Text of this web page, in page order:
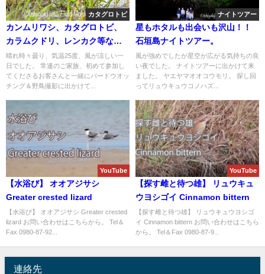
カタグロトビ
カンムリワシ、カタグロトビ、
カラムクドリ、レンカク等など
盛り沢山！！バードウオッチン
グ＆野鳥撮影ガイド。
晴れ時々曇り、気温25度、風が涼しい一
日でした。 常連のご家族、初めて参加し
てくださるお客さんと一緒にバードウオッ
チング＆野鳥撮影に出かけて...
ナイトツアー
星もホタルも出会いも沢山！！
石垣島ナイトツアー。
風が強めでしたが星空が広がる気持ちの良
い夜でした。 ナイトツアーに出かけて来
ました。 ヤエヤマオオコウモリ。 探し回
ってリュウキュウコノハズ...
YouTube
【水浴び】 オオアジサシ
Greater crested lizard
【水浴び】 オオアジサシ Greater crested
lizard お問い合わせはこちらから。 Tel＆
Fax 0980-87-92...
YouTube
【探す雌と待つ雄】 リュウキュ
ウヨシゴイ Cinnamon bittern
【探す雌と待つ雄】 リュウキュウヨシゴ
イ Cinnamon bittern お問い合わせはこちら
から。 Tel＆Fax 0980-87-9...
連絡先